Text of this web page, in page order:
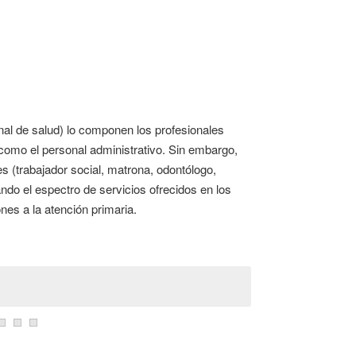
de salud) lo componen los profesionales
el personal administrativo. Sin embargo,
(trabajador social, matrona, odontólogo,
el espectro de servicios ofrecidos en los
a la atención primaria.